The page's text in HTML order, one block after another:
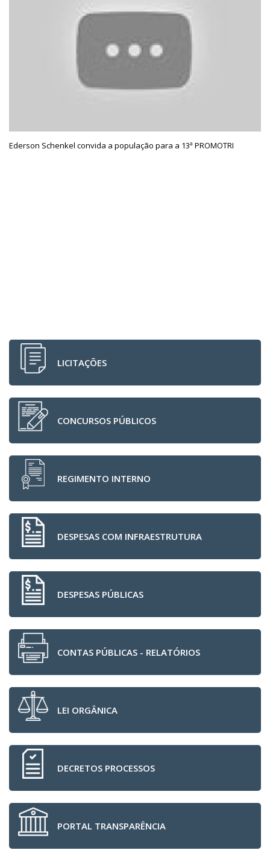
Ederson Schenkel convida a população para a 13ª PROMOTRI
LICITAÇÕES
CONCURSOS PÚBLICOS
REGIMENTO INTERNO
DESPESAS COM INFRAESTRUTURA
DESPESAS PÚBLICAS
CONTAS PÚBLICAS - RELATÓRIOS
LEI ORGÂNICA
DECRETOS PROCESSOS
PORTAL TRANSPARÊNCIA